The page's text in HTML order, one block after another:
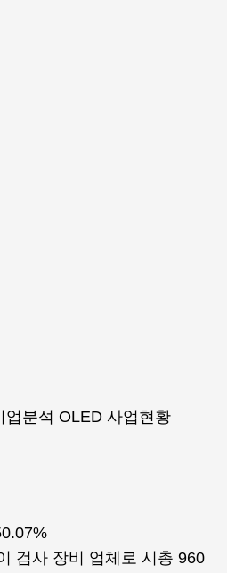
분석 OLED 사업현황
검사 장비 업체로 시총 960